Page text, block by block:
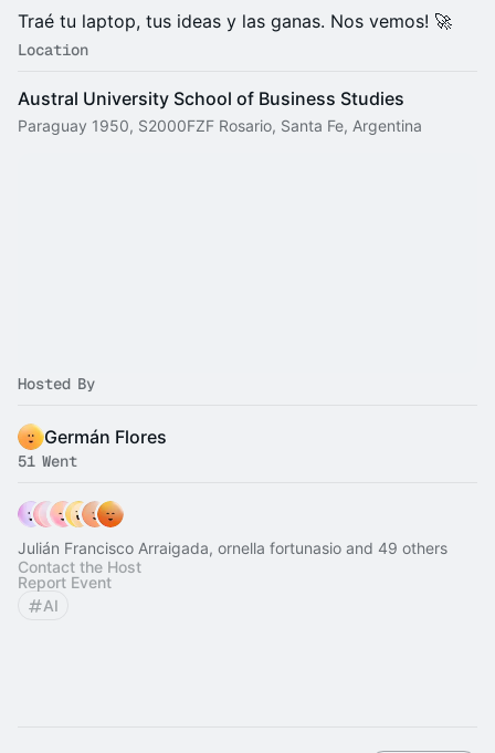
Traé tu laptop, tus ideas y las ganas. Nos vemos! 🚀
Location
Austral University School of Business Studies
Paraguay 1950, S2000FZF Rosario, Santa Fe, Argentina
Hosted By
Germán Flores
51 Went
Julián Francisco Arraigada, ornella fortunasio and 49 others
Contact the Host
Report Event
AI